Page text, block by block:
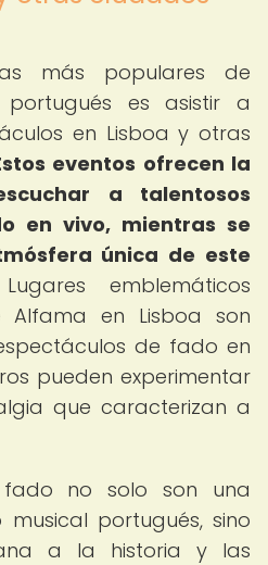
más populares de
es asistir a
en Lisboa y otras
eventos ofrecen la
a talentosos
en vivo, mientras se
única de este
emblemáticos
en Lisboa son
de fado en
pueden experimentar
que caracterizan a
no solo son una
portugués, sino
a la historia y las